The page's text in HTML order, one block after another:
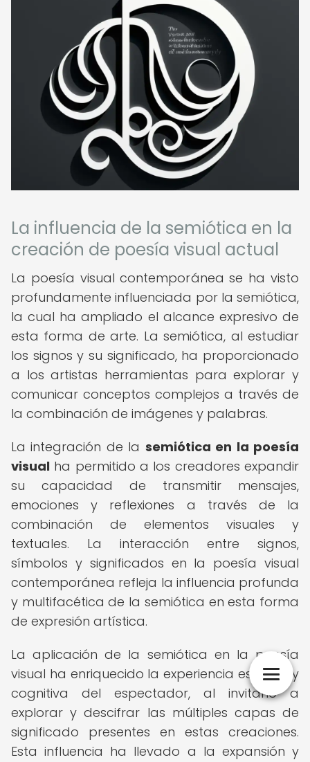
La influencia de la semiótica en la
creación de poesía visual actual
La poesía visual contemporánea se ha visto
profundamente influenciada por la semiótica,
la cual ha ampliado el alcance expresivo de
esta forma de arte. La semiótica, al estudiar
los signos y su significado, ha proporcionado
a los artistas herramientas para explorar y
comunicar conceptos complejos a través de
la combinación de imágenes y palabras.
La integración de la semiótica en la poesía
visual ha permitido a los creadores expandir
su capacidad de transmitir mensajes,
emociones y reflexiones a través de la
combinación de elementos visuales y
textuales. La interacción entre signos,
símbolos y significados en la poesía visual
contemporánea refleja la influencia profunda
y multifacética de la semiótica en esta forma
de expresión artística.
La aplicación de la semiótica en la poesía
visual ha enriquecido la experiencia estética y
cognitiva del espectador, al invitarlo a
explorar y descifrar las múltiples capas de
significado presentes en estas creaciones.
Esta influencia ha llevado a la expansión y